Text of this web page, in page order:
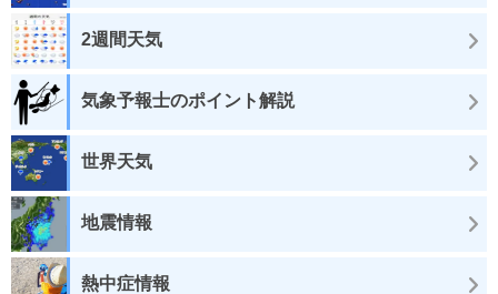
2週間天気
気象予報士のポイント解説
世界天気
地震情報
熱中症情報